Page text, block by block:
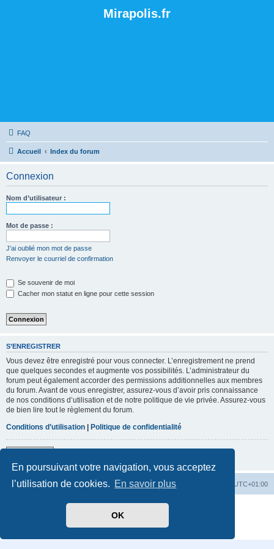
En poursuivant votre navigation, vous acceptez
l’utilisation de cookies. En savoir plus
OK
Mirapolis.fr
FAQ
Accueil Index du forum
Connexion
Nom d’utilisateur :
Mot de passe :
J’ai oublié mon mot de passe
Renvoyer le courriel de confirmation
Se souvenir de moi
Cacher mon statut en ligne pour cette session
S’ENREGISTRER
Vous devez être enregistré pour vous connecter. L’enregistrement ne prend
que quelques secondes et augmente vos possibilités. L’administrateur du
forum peut également accorder des permissions additionnelles aux membres
du forum. Avant de vous enregistrer, assurez-vous d’avoir pris connaissance
de nos conditions d’utilisation et de notre politique de vie privée. Assurez-vous
de bien lire tout le règlement du forum.
Conditions d’utilisation | Politique de confidentialité
Accueil Index du forum UTC+01:00
Développé par
® Forum Software © phpBB Limited
Traduit par
Confidentialité|Conditions